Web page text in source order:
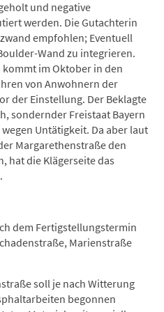
und negative
werden. Die Gutachterin
empfohlen; Eventuell
Wand zu integrieren.
kommt im Oktober in den
von Anwohnern der
der Einstellung. Der Beklagte
sondernder Freistaat Bayern
Untätigkeit. Da aber laut
Margarethenstraße den
hat die Klägerseite das
dem Fertigstellungstermin
Marienstraße
soll je nach Witterung
begonnen